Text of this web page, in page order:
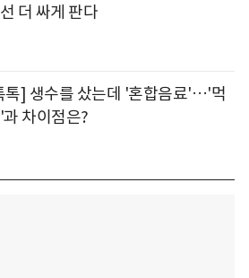
더 싸게 판다
톡] 생수를 샀는데 '혼합음료'…'먹
차이점은?